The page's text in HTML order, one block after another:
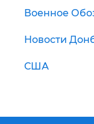
Военное
Новости
США